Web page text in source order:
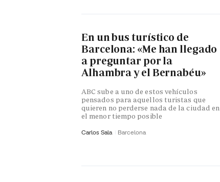
En un bus turístico de
Barcelona: «Me han llegado
a preguntar por la
Alhambra y el Bernabéu»
ABC sube a uno de estos vehículos
pensados para aquellos turistas que
quieren no perderse nada de la ciudad en
el menor tiempo posible
Carlos Sala Barcelona